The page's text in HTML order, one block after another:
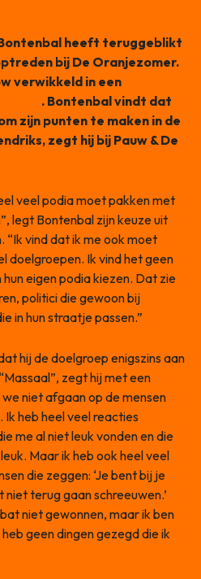
heeft teruggeblikt
bij De Oranjezomer.
verwikkeld in een
. Bontenbal vindt dat
zijn punten te maken in de
zegt hij bij Pauw & De
veel podia moet pakken met
legt Bontenbal zijn keuze uit
“Ik vind dat ik me ook moet
doelgroepen. Ik vind het geen
eigen podia kiezen. Dat zie
politici die gewoon bij
in hun straatje passen.”
hij de doelgroep enigszins aan
zegt hij met een
niet afgaan op de mensen
heb heel veel reacties
me al niet leuk vonden en die
Maar ik heb ook heel veel
die zeggen: ‘Je bent bij je
terug gaan schreeuwen.’
niet gewonnen, maar ik ben
geen dingen gezegd die ik